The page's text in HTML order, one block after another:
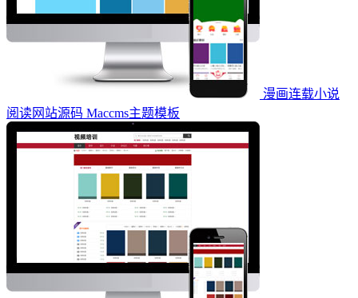
漫画连载小说
阅读网站源码 Maccms主题模板